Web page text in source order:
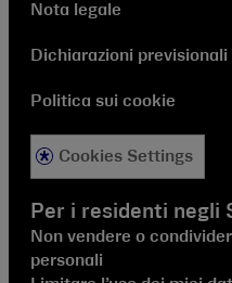
Nota legale
Dichiarazioni previsionali
Politica sui cookie
Cookies Settings
Per i residenti negli
Non vendere o
personali